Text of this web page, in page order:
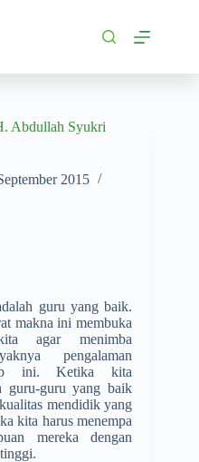
Abdullah Syukri
2015
guru yang baik.
makna ini membuka
agar menimba
pengalaman
ini. Ketika kita
guru-guru yang baik
mendidik yang
kita harus menempa
mereka dengan